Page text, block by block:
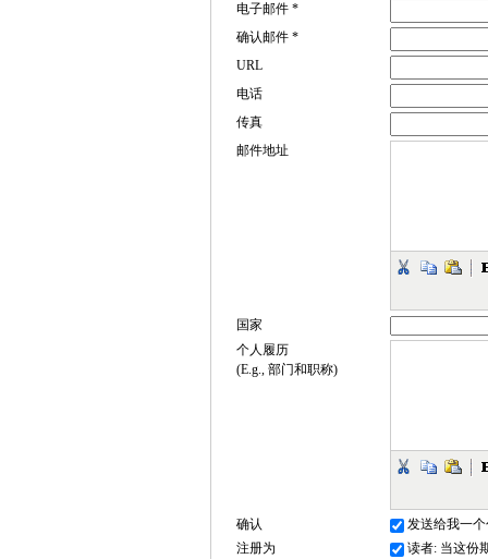
电子邮件 *
确认邮件 *
URL
电话
传真
邮件地址
国家
个人履历
(E.g., 部门和职称)
确认
发送给我一
注册为
读者: 当这份